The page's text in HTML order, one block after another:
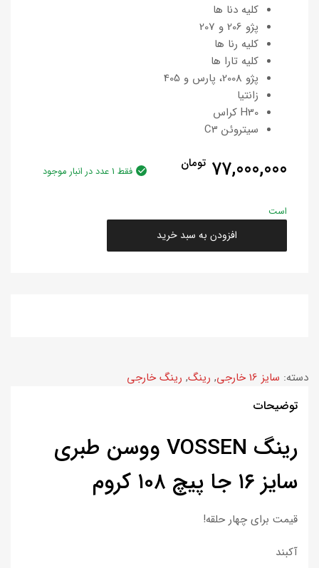
کلیه دنا ها
پژو 206 و 207
کلیه رنا ها
کلیه تارا ها
پژو 2008، پارس و 405
زانتیا
H30 کراس
سیتروئن C3
77,000,000 تومان فقط 1 عدد در انبار موجود
است
افزودن به سبد خرید
دسته: سایز 16 خارجی , رینگ, رینگ خارجی
توضیحات
رینگ VOSSEN ووسن طبری
سایز ۱۶ جا پیچ ۱۰۸ کروم
قیمت برای چهار حلقه!
آکبند